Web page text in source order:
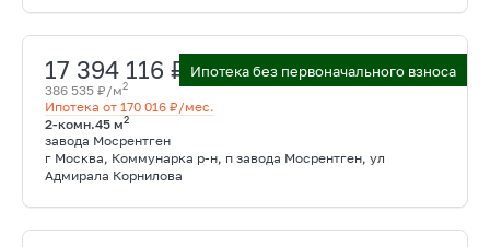
Ипотека без первоначального взноса
17 394 116 ₽
386 535 ₽/м2
Ипотека от 170 016 ₽/мес.
2-комн.45 м2
завода Мосрентген
г Москва, Коммунарка р-н, п завода Мосрентген, ул
Адмирала Корнилова